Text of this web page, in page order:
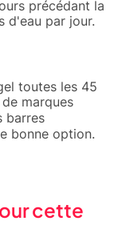
précédant la
d'eau par jour.
toutes les 45
marques
barres
bonne option.
cette